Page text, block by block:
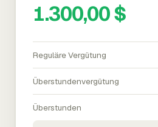
1.300,00 $
Reguläre Vergütung
Überstundenvergütung
Überstunden